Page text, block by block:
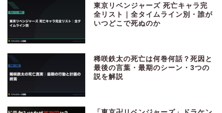
東京リベンジャーズ 死亡キャラ完
全リスト｜全タイムライン別・誰が
いつどこで死ぬのか
稀咲鉄太の死亡は何巻何話？死因と
最後の言葉・最期のシーン・3つの
説を解説